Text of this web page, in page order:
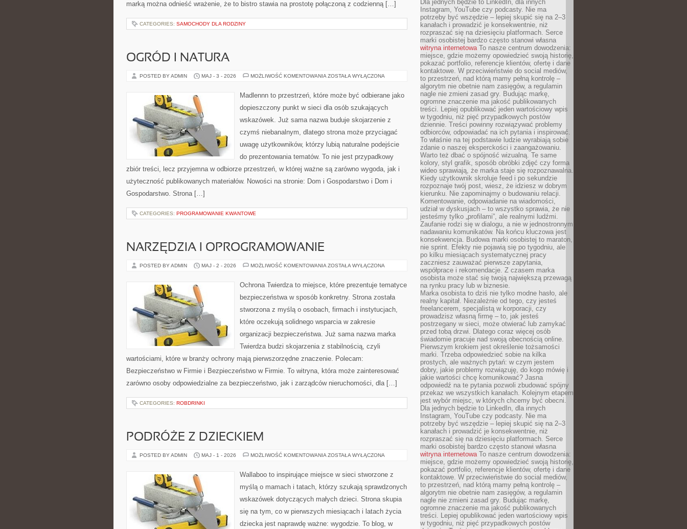
marką można odnieść wrażenie, że to bistro stawia na prostotę połączoną z codzienną […]
CATEGORIES: SAMOCHODY DLA RODZINY
OGRÓD I NATURA
POSTED BY ADMIN MAJ - 3 - 2026 MOŻLIWOŚĆ KOMENTOWANIA OGRÓD
ZOSTAŁA WYŁĄCZONA
Madlennn to przestrzeń, które może być odbierane jako
dopieszczony punkt w sieci dla osób szukających
wskazówek. Już sama nazwa buduje skojarzenie z
czymś niebanalnym, dlatego strona może przyciągać
uwagę użytkowników, którzy lubią naturalne podejście
do prezentowania tematów. To nie jest przypadkowy
zbiór treści, lecz przyjemna w odbiorze przestrzeń, w której ważne są zarówno wygoda, jak i
użyteczność publikowanych materiałów. Nowości na stronie: Dom i Gospodarstwo i Dom i
Gospodarstwo. Strona […]
CATEGORIES: PROGRAMOWANIE KWANTOWE
NARZĘDZIA I OPROGRAMOWANIE
POSTED BY ADMIN MAJ - 2 - 2026 MOŻLIWOŚĆ KOMENTOWANIA NARZĘDZIA
ZOSTAŁA WYŁĄCZONA
Ochrona Twierdza to miejsce, które prezentuje tematyce
bezpieczeństwa w sposób konkretny. Strona została
stworzona z myślą o osobach, firmach i instytucjach,
które oczekują solidnego wsparcia w zakresie
organizacji bezpieczeństwa. Już sama nazwa marka
Twierdza budzi skojarzenia z stabilnością, czyli
wartościami, które w branży ochrony mają pierwszorzędne znaczenie. Polecam:
Bezpieczeństwo w Firmie i Bezpieczeństwo w Firmie. To witryna, która może zainteresować
zarówno osoby odpowiedzialne za bezpieczeństwo, jak i zarządców nieruchomości, dla […]
CATEGORIES: ROBDRINKI
PODRÓŻE Z DZIECKIEM
POSTED BY ADMIN MAJ - 1 - 2026 MOŻLIWOŚĆ KOMENTOWANIA PODRÓŻE
ZOSTAŁA WYŁĄCZONA
Wallaboo to inspirujące miejsce w sieci stworzone z
myślą o mamach i tatach, którzy szukają sprawdzonych
wskazówek dotyczących małych dzieci. Strona skupia
się na tym, co w pierwszych miesiącach i latach życia
dziecka jest naprawdę ważne: wygodzie. To blog, w
Dla jednych będzie to LinkedIn, dla innych
Instagram, YouTube czy podcasty. Nie ma
potrzeby być wszędzie – lepiej skupić się na 2–3
kanałach i prowadzić je konsekwentnie, niż
rozpraszać się na dziesięciu platformach. Serce
marki osobistej bardzo często stanowi własna
witryna internetowaTo nasze centrum dowodzenia:
miejsce, gdzie możemy opowiedzieć swoją historię,
pokazać portfolio, referencje klientów, ofertę i dane
kontaktowe. W przeciwieństwie do social mediów,
to przestrzeń, nad którą mamy pełną kontrolę –
algorytm nie obetnie nam zasięgów, a regulamin
nagle nie zmieni zasad gry. Budując markę,
ogromne znaczenie ma jakość publikowanych
treści. Lepiej opublikować jeden wartościowy wpis
w tygodniu, niż pięć przypadkowych postów
dziennie. Treści powinny rozwiązywać problemy
odbiorców, odpowiadać na ich pytania i inspirować.
To właśnie na tej podstawie ludzie wyrabiają sobie
zdanie o naszej eksperckości i zaangażowaniu.
Warto też dbać o spójność wizualną. Te same
kolory, styl grafik, sposób obróbki zdjęć czy forma
wideo sprawiają, że marka staje się rozpoznawalna.
Kiedy użytkownik skroluje feed i po sekundzie
rozpoznaje twój post, wiesz, że idziesz w dobrym
kierunku. Nie zapominajmy o budowaniu relacji.
Komentowanie, odpowiadanie na wiadomości,
udział w dyskusjach – to wszystko sprawia, że nie
jesteśmy tylko „profilami”, ale realnymi ludźmi.
Zaufanie rodzi się w dialogu, a nie w jednostronnym
nadawaniu komunikatów. Na końcu kluczowa jest
konsekwencja. Budowa marki osobistej to maraton,
nie sprint. Efekty nie pojawią się po tygodniu, ale
po kilku miesiącach systematycznej pracy
zaczniesz zauważać pierwsze zapytania,
współprace i rekomendacje. Z czasem marka
osobista może stać się twoją największą przewagą
na rynku pracy lub w biznesie.
Marka osobista to dziś nie tylko modne hasło, ale
realny kapitał. Niezależnie od tego, czy jesteś
freelancerem, specjalistą w korporacji, czy
prowadzisz własną firmę – to, jak jesteś
postrzegany w sieci, może otwierać lub zamykać
przed tobą drzwi. Dlatego coraz więcej osób
świadomie pracuje nad swoją obecnością online.
Pierwszym krokiem jest określenie tożsamości
marki. Trzeba odpowiedzieć sobie na kilka
prostych, ale ważnych pytań: w czym jestem
dobry, jakie problemy rozwiązuję, do kogo mówię i
jakie wartości chcę komunikować? Jasna
odpowiedź na te pytania pozwoli zbudować spójny
przekaz we wszystkich kanałach. Kolejnym etapem
jest wybór miejsc, w których chcemy być obecni.
Dla jednych będzie to LinkedIn, dla innych
Instagram, YouTube czy podcasty. Nie ma
potrzeby być wszędzie – lepiej skupić się na 2–3
kanałach i prowadzić je konsekwentnie, niż
rozpraszać się na dziesięciu platformach. Serce
marki osobistej bardzo często stanowi własna
witryna internetowaTo nasze centrum dowodzenia:
miejsce, gdzie możemy opowiedzieć swoją historię,
pokazać portfolio, referencje klientów, ofertę i dane
kontaktowe. W przeciwieństwie do social mediów,
to przestrzeń, nad którą mamy pełną kontrolę –
algorytm nie obetnie nam zasięgów, a regulamin
nagle nie zmieni zasad gry. Budując markę,
ogromne znaczenie ma jakość publikowanych
treści. Lepiej opublikować jeden wartościowy wpis
w tygodniu, niż pięć przypadkowych postów